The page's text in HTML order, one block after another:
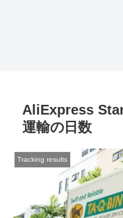
AliExpress
運輸の日数
Tracking results